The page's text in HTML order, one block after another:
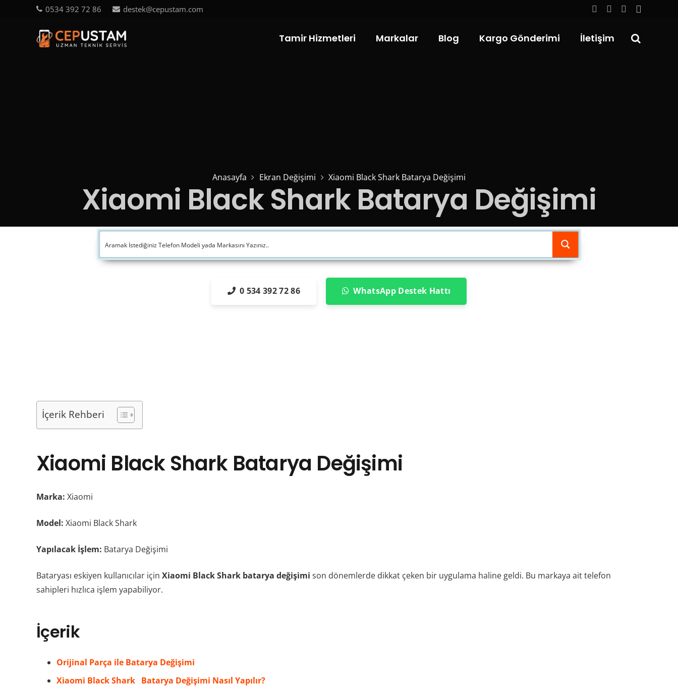
0534 392 72 86 destek@cepustam.com
Tamir Hizmetleri Markalar Blog Kargo Gönderimi İletişim
Anasayfa Ekran Değişimi Xiaomi Black Shark Batarya Değişimi
Xiaomi Black Shark Batarya Değişimi
0 534 392 72 86 WhatsApp Destek Hattı
İçerik Rehberi
Xiaomi Black Shark Batarya Değişimi
Marka: Xiaomi
Model: Xiaomi Black Shark
Yapılacak İşlem: Batarya Değişimi
Bataryası eskiyen kullanıcılar için Xiaomi Black Shark batarya değişimi son dönemlerde dikkat çeken bir uygulama haline geldi. Bu markaya ait telefon
sahipleri hızlıca işlem yapabiliyor.
İçerik
Orijinal Parça ile Batarya Değişimi
Xiaomi Black Shark Batarya Değişimi Nasıl Yapılır?